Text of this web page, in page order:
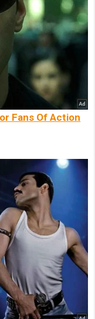
Fans Of Action